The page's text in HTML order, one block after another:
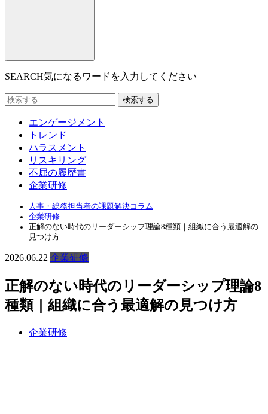
SEARCH気になるワードを入力してください
エンゲージメント
トレンド
ハラスメント
リスキリング
不屈の履歴書
企業研修
人事・総務担当者の課題解決コラム
企業研修
正解のない時代のリーダーシップ理論8種類｜組織に合う最適解の
見つけ方
2026.06.22 企業研修
正解のない時代のリーダーシップ理論8
種類｜組織に合う最適解の見つけ方
企業研修